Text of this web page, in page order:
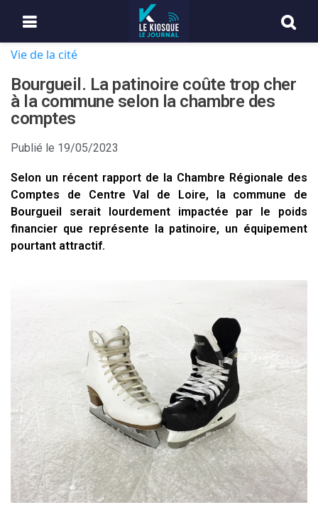
Vie de la cité
Bourgueil. La patinoire coûte trop cher
à la commune selon la chambre des
comptes
Publié le 19/05/2023
Selon un récent rapport de la Chambre Régionale des
Comptes de Centre Val de Loire, la commune de
Bourgueil serait lourdement impactée par le poids
financier que représente la patinoire, un équipement
pourtant attractif.